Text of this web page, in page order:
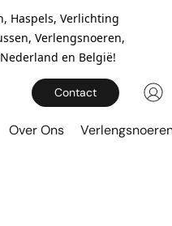
Haspels, Verlichting
Verlengsnoeren,
en België!
Contact
Over Ons